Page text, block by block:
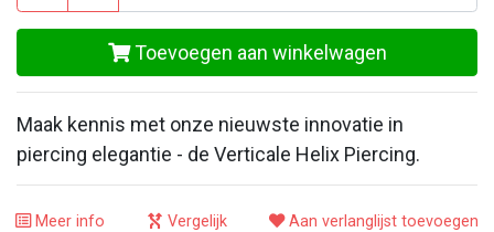
Toevoegen aan winkelwagen
Maak kennis met onze nieuwste innovatie in
piercing elegantie - de Verticale Helix Piercing.
Meer info Vergelijk Aan verlanglijst toevoegen